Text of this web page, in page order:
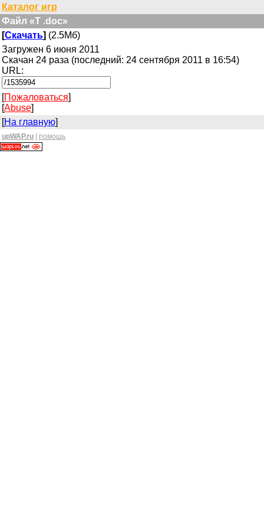
Каталог игр
Файл «T .doc»
[Скачать] (2.5Мб)
Загружен 6 июня 2011
Скачан 24 раза (последний: 24 сентября 2011 в 16:54)
URL:
[Пожаловаться]
[Abuse]
[На главную]
upWAP.ru помощь